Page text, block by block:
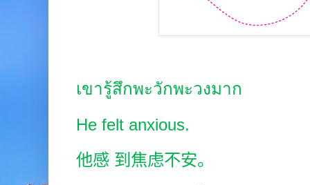
เขารู้สึกพะวักพะวงมาก
He felt anxious.
他感 到焦虑不安。